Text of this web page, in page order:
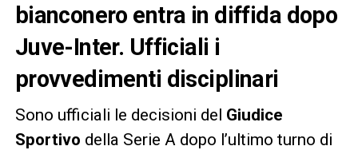
bianconero entra in diffida dopo
Juve-Inter. Ufficiali i
provvedimenti disciplinari
Sono ufficiali le decisioni del Giudice
Sportivo della Serie A dopo l’ultimo turno di